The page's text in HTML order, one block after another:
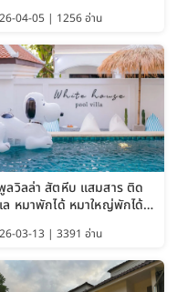
อัปเดตล่าสุด
04-05 | 1256 อ่าน
ลวิลล่า สัตหีบ แสมสาร ติด
ล หมาพักได้ หมาใหญ่พักได้
03-13 | 3391 อ่าน